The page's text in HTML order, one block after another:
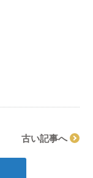
古い記事へ